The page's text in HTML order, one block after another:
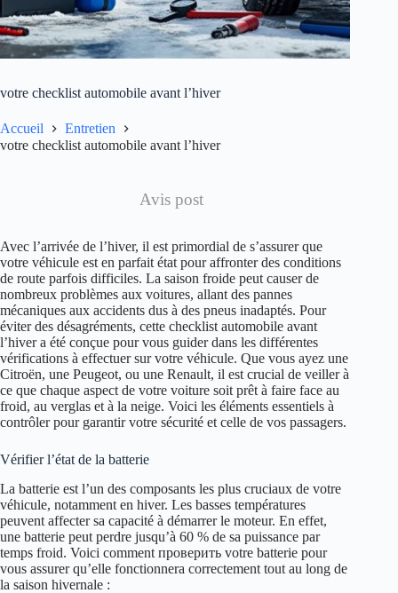
votre checklist automobile avant l’hiver
Accueil
Entretien
votre checklist automobile avant l’hiver
Avis post
Avec l’arrivée de l’hiver, il est primordial de s’assurer que
votre véhicule est en parfait état pour affronter des conditions
de route parfois difficiles. La saison froide peut causer de
nombreux problèmes aux voitures, allant des pannes
mécaniques aux accidents dus à des pneus inadaptés. Pour
éviter des désagréments, cette checklist automobile avant
l’hiver a été conçue pour vous guider dans les différentes
vérifications à effectuer sur votre véhicule. Que vous ayez une
Citroën, une Peugeot, ou une Renault, il est crucial de veiller à
ce que chaque aspect de votre voiture soit prêt à faire face au
froid, au verglas et à la neige. Voici les éléments essentiels à
contrôler pour garantir votre sécurité et celle de vos passagers.
Vérifier l’état de la batterie
La batterie est l’un des composants les plus cruciaux de votre
véhicule, notamment en hiver. Les basses températures
peuvent affecter sa capacité à démarrer le moteur. En effet,
une batterie peut perdre jusqu’à 60 % de sa puissance par
temps froid. Voici comment проверить votre batterie pour
vous assurer qu’elle fonctionnera correctement tout au long de
la saison hivernale :